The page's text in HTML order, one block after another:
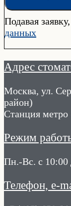
Подавая
данных
Адрес
Москва, ул.
район)
Станция метро
Режим
Пн.-Вс. с 10:00
Телефон, e-